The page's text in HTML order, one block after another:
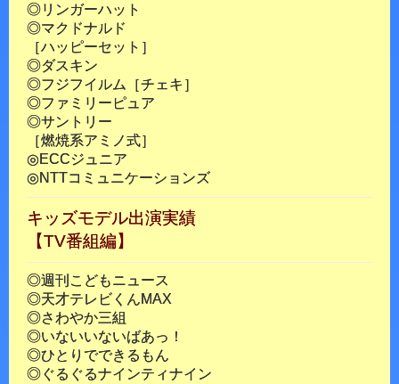
◎リンガーハット
◎マクドナルド
［ハッピーセット］
◎ダスキン
◎フジフイルム［チェキ］
◎ファミリーピュア
◎サントリー
［燃焼系アミノ式］
◎ECCジュニア
◎NTTコミュニケーションズ
キッズモデル出演実績
【TV番組編】
◎週刊こどもニュース
◎天才テレビくんMAX
◎さわやか三組
◎いないいないばあっ！
◎ひとりでできるもん
◎ぐるぐるナインティナイン